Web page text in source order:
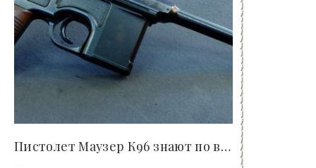
Пистолет Маузер К96 знают по всему миру, но..